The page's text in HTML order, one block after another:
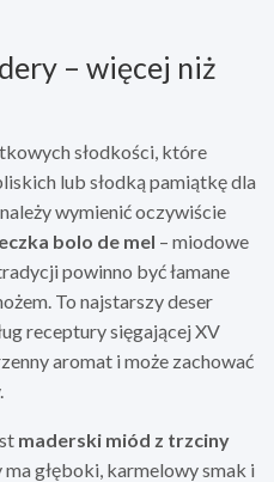
– więcej niż
słodkości, które
lub słodką pamiątkę dla
wymienić oczywiście
bolo de mel – miodowe
powinno być łamane
To najstarszy deser
receptury sięgającej XV
aromat i może zachować
maderski miód z trzciny
głęboki, karmelowy smak i